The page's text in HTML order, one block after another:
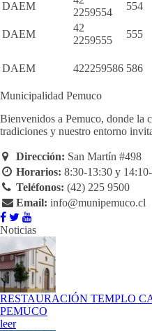
DAEM
2259554
554
DAEM
42
2259555
555
DAEM 422259586 586
Municipalidad Pemuco
Bienvenidos a Pemuco, donde la
tradiciones y nuestro entorno
Dirección: San Martín #498
Horarios: 8:30-13:30 y
Teléfonos: (42) 225 9500
Email: info@munipemuco.cl
Noticias
RESTAURACIÓN TEMPLO
PEMUCO
leer